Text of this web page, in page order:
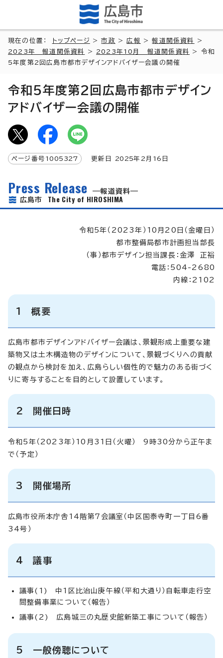
現在の位置： トップページ >市政 >広報 >報道関係資料
>
2023年 報道関係資料
> 2023年10月 報道関係資料
> 令和
5年度第2回広島市都市デザインアドバイザー会議の開催
令和5年度第2回広島市都市デザイン
アドバイザー会議の開催
ページ番号 1005327 更新日 2025年2月 16 日
Press Release
報道資料
広島市 The City of HIROSHIMA
令和5年（2023年）10月20日（金曜日）
都市整備局都市計画担当部長
（事）都市デザイン担当課長：金澤 正裕
電話：504-2680
内線：2102
1 概要
広島市都市デザインアドバイザー会議は、景観形成上重要な建
築物又は土木構造物のデザインについて、景観づくりへの貢献
の観点から検討を加え、広島らしい個性的で魅力のある街づく
りに寄与することを目的として設置しています。
2 開催日時
令和5年（2023年）10月31日（火曜） 9時30分から正午ま
で（予定）
3 開催場所
広島市役所本庁舎14階第7会議室（中区国泰寺町一丁目6番
34号）
4 議事
議事(1) 中1区比治山庚午線（平和大通り）自転車走行空
間整備事業について（報告）
議事(2) 広島城三の丸歴史館新築工事について（報告）
5 一般傍聴について